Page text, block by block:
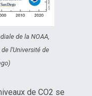
de la NOAA,
l’Université de
de CO2 se